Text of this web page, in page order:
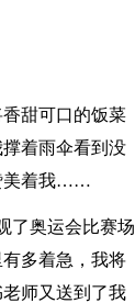
甜可口的饭菜
着雨伞看到没
美着我……
了奥运会比赛场
多着急，我将
师又送到了我